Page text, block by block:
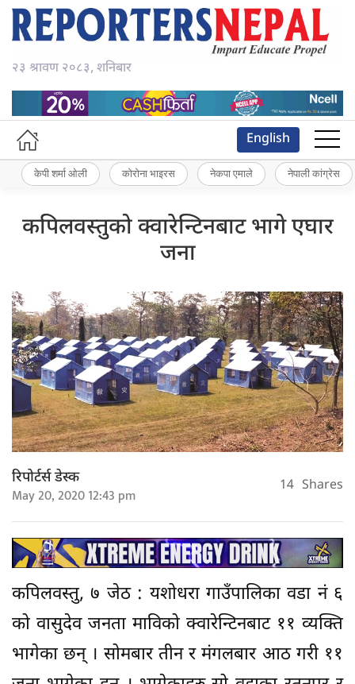
२३ श्रावण २०८३, शनिबार
English
केपी शर्मा ओली कोरोना भाइरस नेकपा एमाले नेपाली कांग्रेस
कपिलवस्तुको क्वारेन्टिनबाट भागे एघार
जना
रिपोर्टर्स डेस्क
May 20, 2020 12:43 pm 14 Shares
कपिलवस्तु, ७ जेठ : यशोधरा गाउँपालिका वडा नं ६
को वासुदेव जनता माविको क्वारेन्टिनबाट ११ व्यक्ति
भागेका छन् । सोमबार तीन र मंगलबार आठ गरी ११